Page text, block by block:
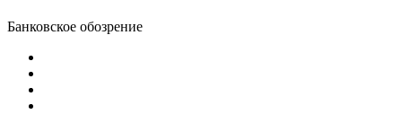
Банковское обозрение